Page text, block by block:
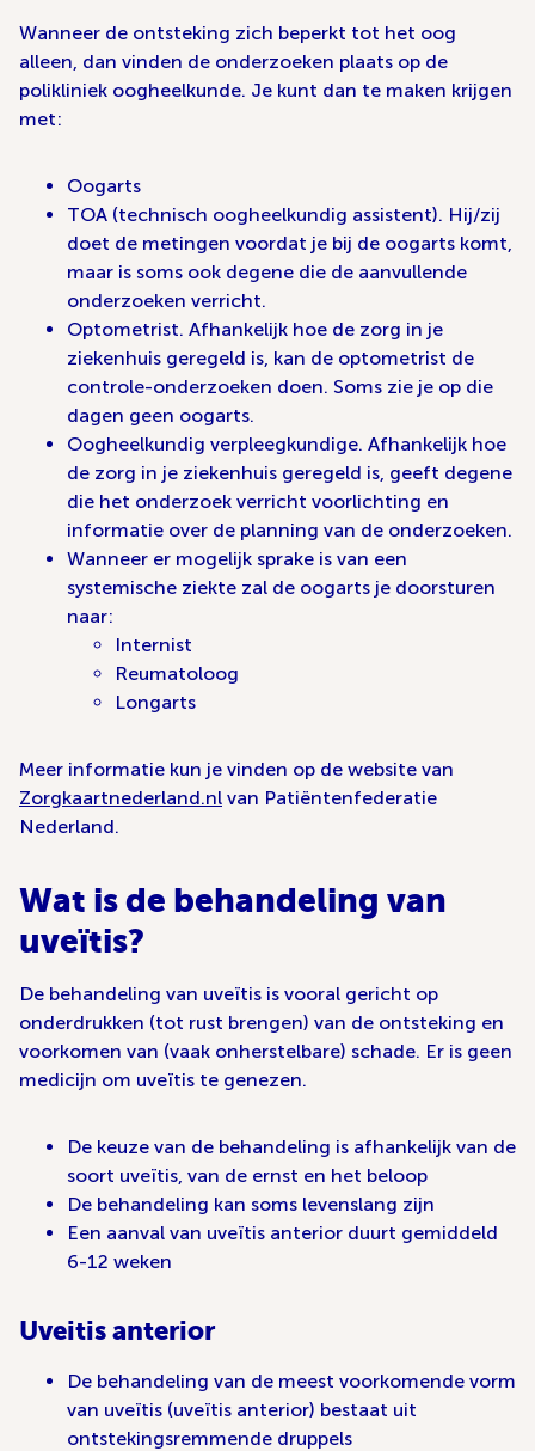
Wanneer de ontsteking zich beperkt tot het oog
alleen, dan vinden de onderzoeken plaats op de
polikliniek oogheelkunde. Je kunt dan te maken krijgen
met:
Oogarts
TOA (technisch oogheelkundig assistent). Hij/zij
doet de metingen voordat je bij de oogarts komt,
maar is soms ook degene die de aanvullende
onderzoeken verricht.
Optometrist. Afhankelijk hoe de zorg in je
ziekenhuis geregeld is, kan de optometrist de
controle-onderzoeken doen. Soms zie je op die
dagen geen oogarts.
Oogheelkundig verpleegkundige. Afhankelijk hoe
de zorg in je ziekenhuis geregeld is, geeft degene
die het onderzoek verricht voorlichting en
informatie over de planning van de onderzoeken.
Wanneer er mogelijk sprake is van een
systemische ziekte zal de oogarts je doorsturen
naar:
Internist
Reumatoloog
Longarts
Meer informatie kun je vinden op de website van
Zorgkaartnederland.nl van Patiëntenfederatie
Nederland.
Wat is de behandeling van
uveïtis?
De behandeling van uveïtis is vooral gericht op
onderdrukken (tot rust brengen) van de ontsteking en
voorkomen van (vaak onherstelbare) schade. Er is geen
medicijn om uveïtis te genezen.
De keuze van de behandeling is afhankelijk van de
soort uveïtis, van de ernst en het beloop
De behandeling kan soms levenslang zijn
Een aanval van uveïtis anterior duurt gemiddeld
6-12 weken
Uveitis anterior
De behandeling van de meest voorkomende vorm
van uveïtis (uveïtis anterior) bestaat uit
ontstekingsremmende druppels